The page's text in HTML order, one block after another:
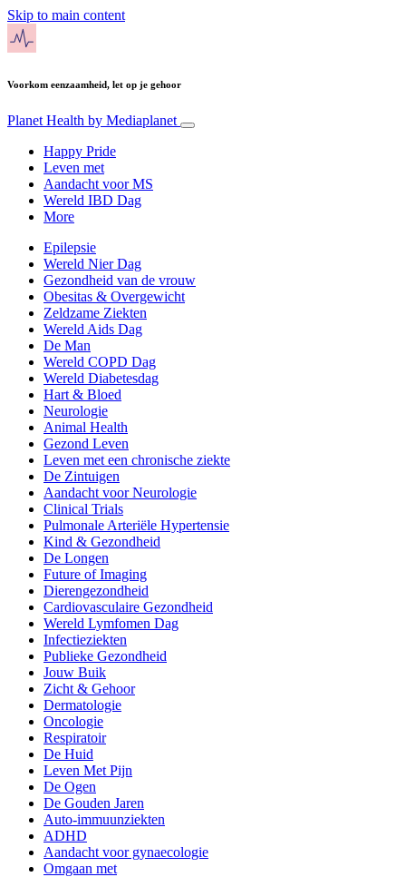
Skip to main content
Voorkom eenzaamheid, let op je gehoor
Planet Health by Mediaplanet
Happy Pride
Leven met
Aandacht voor MS
Wereld IBD Dag
More
Epilepsie
Wereld Nier Dag
Gezondheid van de vrouw
Obesitas & Overgewicht
Zeldzame Ziekten
Wereld Aids Dag
De Man
Wereld COPD Dag
Wereld Diabetesdag
Hart & Bloed
Neurologie
Animal Health
Gezond Leven
Leven met een chronische ziekte
De Zintuigen
Aandacht voor Neurologie
Clinical Trials
Pulmonale Arteriële Hypertensie
Kind & Gezondheid
De Longen
Future of Imaging
Dierengezondheid
Cardiovasculaire Gezondheid
Wereld Lymfomen Dag
Infectieziekten
Publieke Gezondheid
Jouw Buik
Zicht & Gehoor
Dermatologie
Oncologie
Respiratoir
De Huid
Leven Met Pijn
De Ogen
De Gouden Jaren
Auto-immuunziekten
ADHD
Aandacht voor gynaecologie
Omgaan met